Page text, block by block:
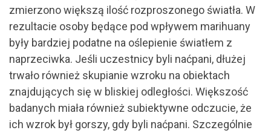
zmierzono większą ilość rozproszonego światła. W
rezultacie osoby będące pod wpływem marihuany
były bardziej podatne na oślepienie światłem z
naprzeciwka. Jeśli uczestnicy byli naćpani, dłużej
trwało również skupianie wzroku na obiektach
znajdujących się w bliskiej odległości. Większość
badanych miała również subiektywne odczucie, że
ich wzrok był gorszy, gdy byli naćpani. Szczególnie